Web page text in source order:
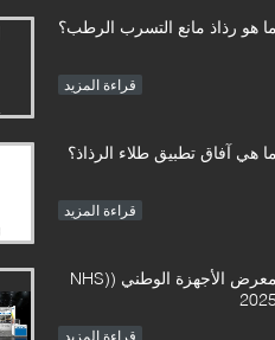
ما هو رذاذ مانع التسرب الرطب؟
قراءة المزيد
ما هي آفاق تطبيق طلاء الرذاذ؟
قراءة المزيد
معرض الأجهزة الوطني (NHS)
2025
قراءة المزيد